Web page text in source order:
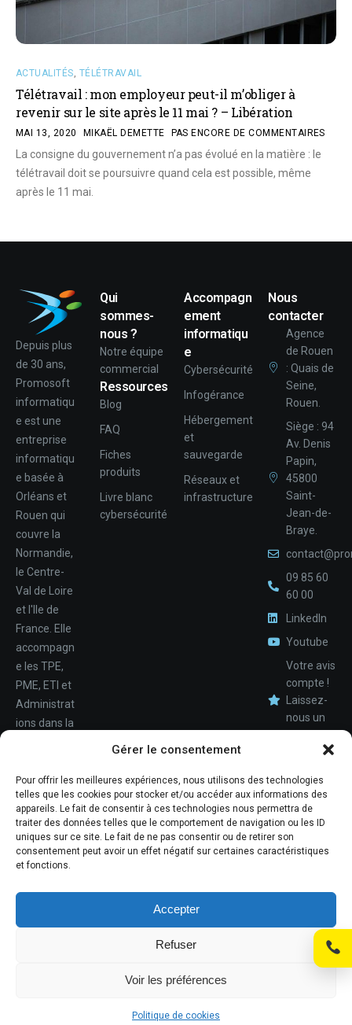
Gérer le consentement
Pour offrir les meilleures expériences, nous utilisons des technologies
telles que les cookies pour stocker et/ou accéder aux informations des
appareils. Le fait de consentir à ces technologies nous permettra de
traiter des données telles que le comportement de navigation ou les ID
uniques sur ce site. Le fait de ne pas consentir ou de retirer son
consentement peut avoir un effet négatif sur certaines caractéristiques
et fonctions.
Accepter
Refuser
Voir les préférences
Politique de cookies
Téléphone
ACTUALITÉS, TÉLÉTRAVAIL
Télétravail : mon employeur peut-il m’obliger à
revenir sur le site après le 11 mai ? – Libération
MAI 13, 2020 MIKAËL DEMETTE PAS ENCORE DE COMMENTAIRES
La consigne du gouvernement n’a pas évolué en la matière : le
télétravail doit se poursuivre quand cela est possible, même
après le 11 mai.
Depuis plus
de 30 ans,
Promosoft
informatiqu
e est une
entreprise
informatiqu
e basée à
Orléans et
Rouen qui
couvre la
Normandie,
le Centre-
Val de Loire
et l'Ile de
France. Elle
accompagn
e les TPE,
PME, ETI et
Administrat
ions dans la
déploiemen
t et la
maintenan
ce de leur
système
ons.
Qui
sommes-
nous ?
Notre équipe
commercial
Ressources
Blog
FAQ
Fiches
produits
Livre blanc
cybersécurité
Accompagn
ement
informatiqu
e
Cybersécurité
Infogérance
Hébergement
et
sauvegarde
Réseaux et
infrastructure
Nous
contacter
Agence
de Rouen
: Quais de
Seine,
Rouen.
Siège : 94
Av. Denis
Papin,
45800
Saint-
Jean-de-
Braye.
09 85 60
60 00
LinkedIn
Youtube
Votre avis
compte !
Laissez-
nous un